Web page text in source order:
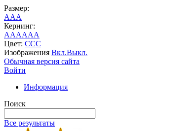
Размер:
AAA
Кернинг:
AAAAAA
Цвет: CCC
Изображения Вкл.Выкл.
Обычная версия сайта
Войти
Информация
Поиск
Все результаты